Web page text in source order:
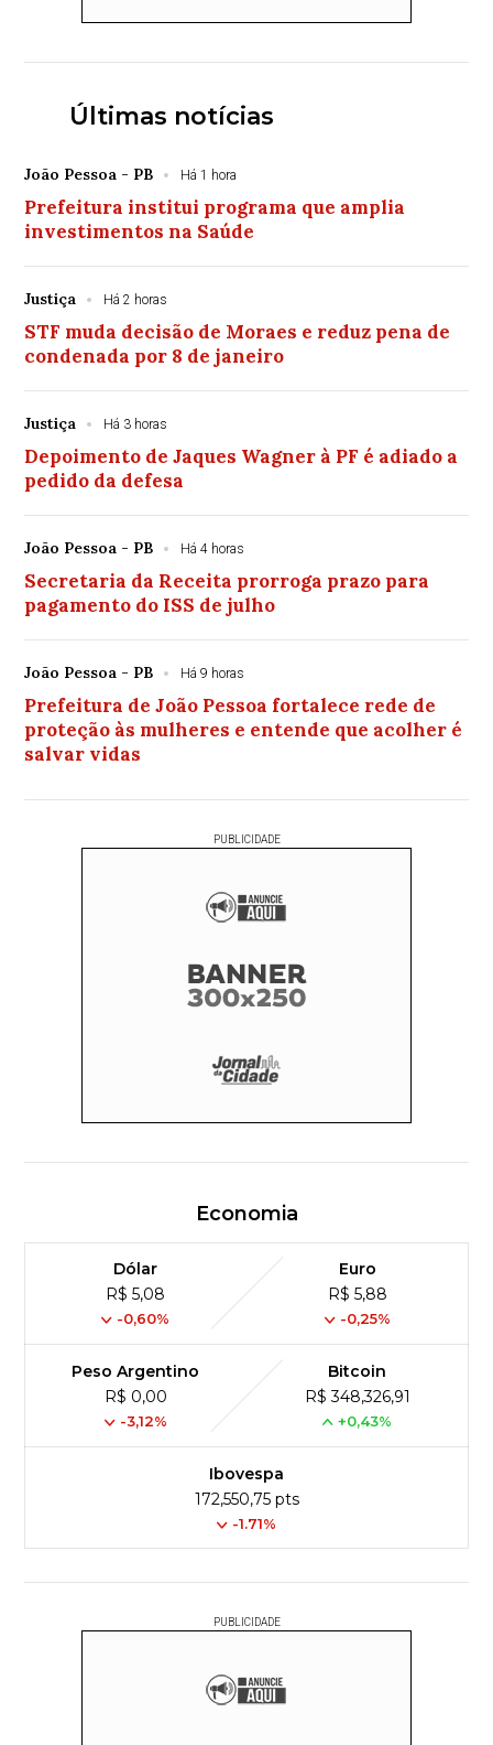
Últimas notícias
João Pessoa - PB Há 1 hora
Prefeitura institui programa que amplia
investimentos na Saúde
Justiça Há 2 horas
STF muda decisão de Moraes e reduz pena de
condenada por 8 de janeiro
Justiça Há 3 horas
Depoimento de Jaques Wagner à PF é adiado a
pedido da defesa
João Pessoa - PB Há 4 horas
Secretaria da Receita prorroga prazo para
pagamento do ISS de julho
João Pessoa - PB Há 9 horas
Prefeitura de João Pessoa fortalece rede de
proteção às mulheres e entende que acolher é
salvar vidas
PUBLICIDADE
Economia
Dólar
R$ 5,08
-0,60%
Euro
R$ 5,88
-0,25%
Peso Argentino
R$ 0,00
-3,12%
Bitcoin
R$ 348,326,91
+0,43%
Ibovespa
172,550,75 pts
-1.71%
PUBLICIDADE